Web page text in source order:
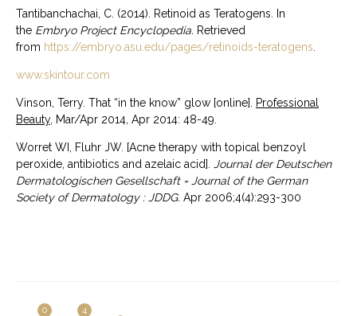
Tantibanchachai, C. (2014). Retinoid as Teratogens. In
the Embryo Project Encyclopedia. Retrieved
from https://embryo.asu.edu/pages/retinoids-teratogens
www.skintour.com
Vinson, Terry. That “in the know” glow [online].
Professional
Beauty, Mar/Apr 2014, Apr 2014: 48-49.
Worret WI, Fluhr JW. [Acne therapy with topical benzoyl
peroxide, antibiotics and azelaic acid].
Journal der Deutschen
Dermatologischen Gesellschaft = Journal of the German
Society of Dermatology : JDDG. Apr 2006;4(4):293-300
0 4